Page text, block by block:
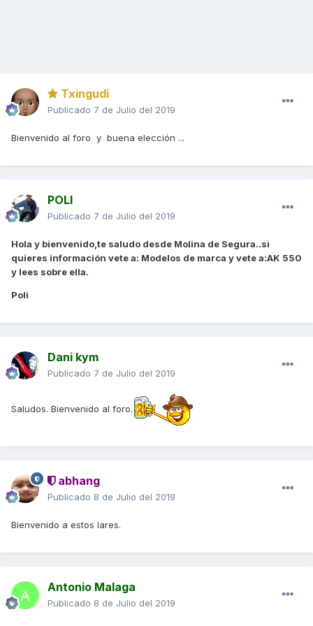
Txingudi
Publicado 7 de Julio del 2019
Bienvenido al foro y buena elección ...
POLI
Publicado 7 de Julio del 2019
Hola y bienvenido,te saludo desde Molina de Segura..si
quieres información vete a: Modelos de marca y vete a:AK 550
y lees sobre ella.
Poli
Dani kym
Publicado 7 de Julio del 2019
Saludos. Bienvenido al foro.
abhang
Publicado 8 de Julio del 2019
Bienvenido a estos lares.
Antonio Malaga
Publicado 8 de Julio del 2019